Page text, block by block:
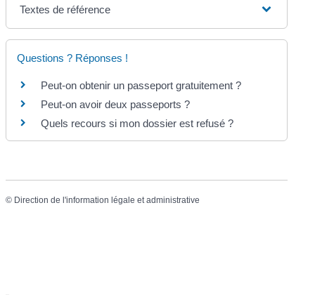
Textes de référence
Questions ? Réponses !
Peut-on obtenir un passeport gratuitement ?
Peut-on avoir deux passeports ?
Quels recours si mon dossier est refusé ?
© Direction de l'information légale et administrative